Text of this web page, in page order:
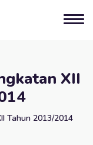
XII
Tahun 2013/2014